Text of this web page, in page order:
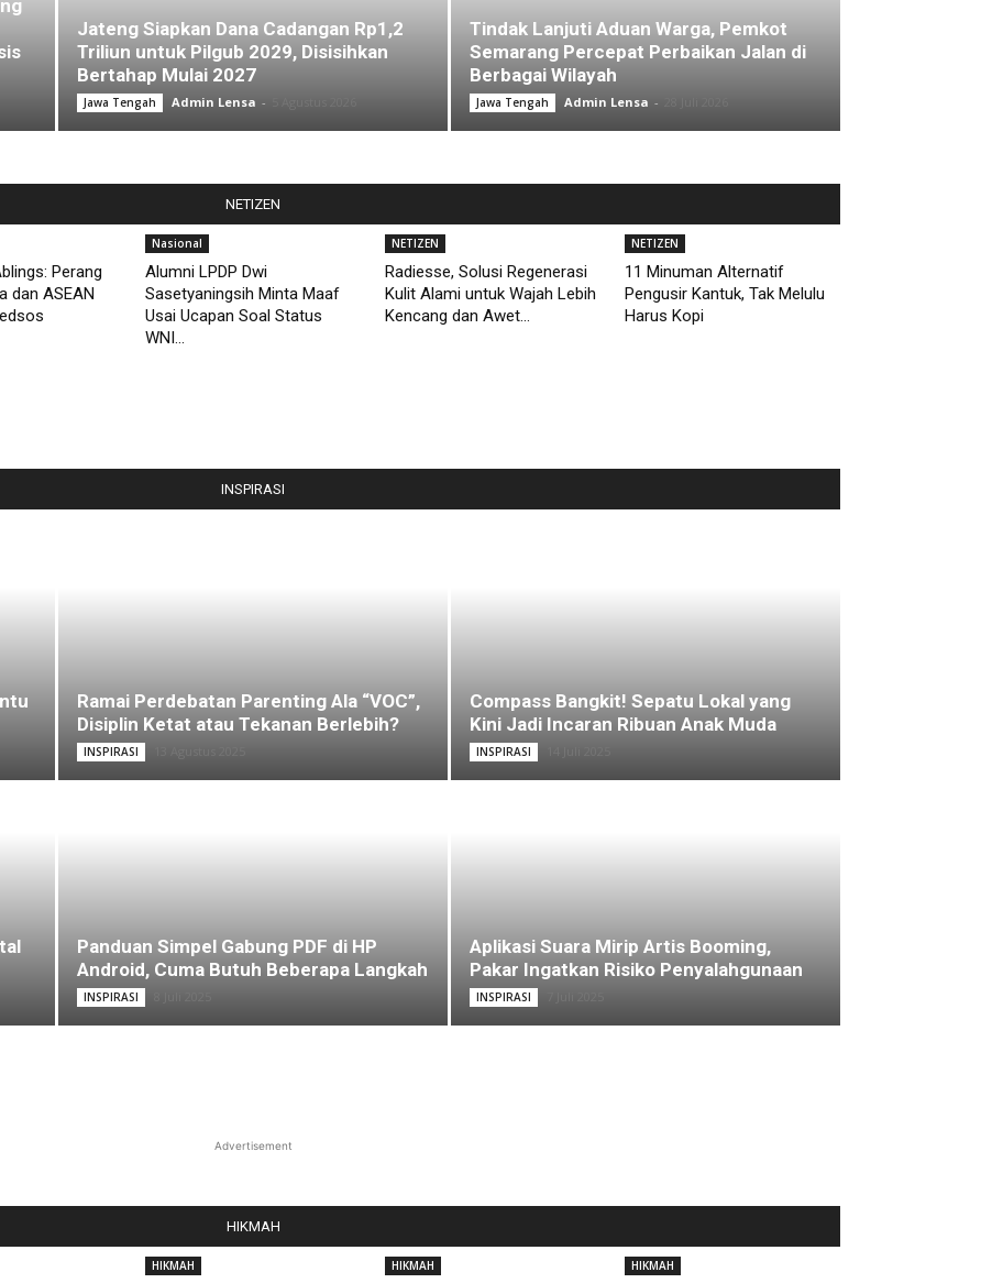
Jateng Siapkan Dana Cadangan Rp1,2
Triliun untuk Pilgub 2029, Disisihkan
Bertahap Mulai 2027
Jawa Tengah Admin Lensa -
Tindak Lanjuti Aduan Warga, Pemkot
Semarang Percepat Perbaikan Jalan di
Berbagai Wilayah
Jawa Tengah Admin Lensa -
NETIZEN
Perang
dan ASEAN
Nasional
Alumni LPDP Dwi
Sasetyaningsih Minta Maaf
Usai Ucapan Soal Status
WNI...
NETIZEN
Radiesse, Solusi Regenerasi
Kulit Alami untuk Wajah Lebih
Kencang dan Awet...
NETIZEN
11 Minuman Alternatif
Pengusir Kantuk, Tak Melulu
Harus Kopi
INSPIRASI
Ramai Perdebatan Parenting Ala “VOC”,
Disiplin Ketat atau Tekanan Berlebih?
INSPIRASI
Compass Bangkit! Sepatu Lokal yang
Kini Jadi Incaran Ribuan Anak Muda
INSPIRASI
Panduan Simpel Gabung PDF di HP
Android, Cuma Butuh Beberapa Langkah
INSPIRASI
Aplikasi Suara Mirip Artis Booming,
Pakar Ingatkan Risiko Penyalahgunaan
INSPIRASI
Advertisement
HIKMAH
HIKMAH HIKMAH HIKMAH